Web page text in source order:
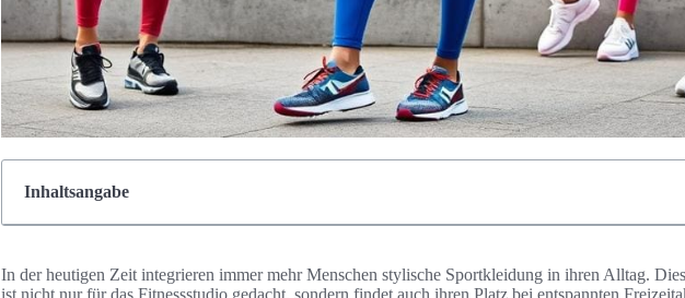
Inhaltsangabe
In der heutigen Zeit integrieren immer mehr Menschen stylische Sportkleidung in ihren Alltag.
ist nicht nur für das Fitnessstudio gedacht, sondern findet auch ihren Platz bei entspannten